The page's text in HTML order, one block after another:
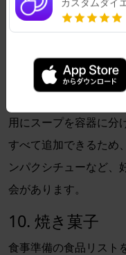
9. チリとスープ
チリ、スープ、シチ
大きな鍋で料理するこ
備する簡単な方法です
用にスープを容器に分
すべて追加できるため
ンパクシチューなど、
会があります。
10. 焼き菓子
食事準備の食品リスト
カスタムダイ